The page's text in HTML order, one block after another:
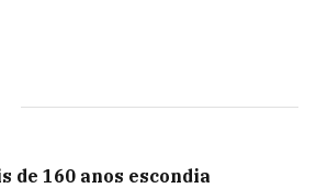
de 160 anos escondia